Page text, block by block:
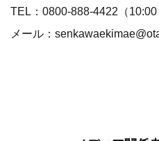
TEL：0800-888-4422（10:00
メール：